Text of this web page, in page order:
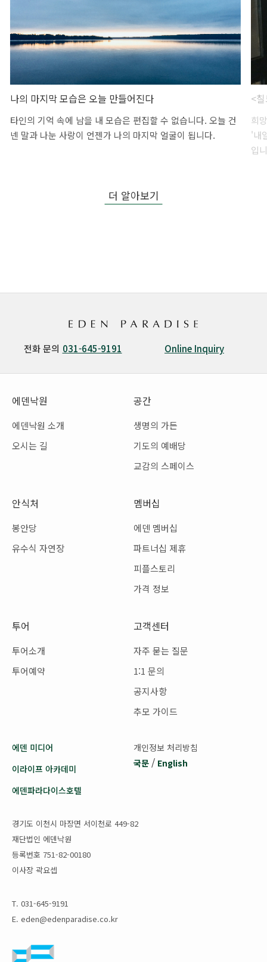
나의 마지막 모습은 오늘 만들어진다
타인의 기억 속에 남을 내 모습은 편집할 수 없습니다. 오늘 건
넨 말과 나눈 사랑이 언젠가 나의 마지막 얼굴이 됩니다.
<
희
'내
입
더 알아보기
전화 문의 031-645-9191 Online Inquiry
에덴낙원
에덴낙원 소개
오시는 길
공간
생명의 가든
기도의 예배당
교감의 스페이스
안식처
봉안당
유수식 자연장
멤버십
에덴 멤버십
파트너십 제휴
피플스토리
가격 정보
투어
투어소개
투어예약
고객센터
자주 묻는 질문
1:1 문의
공지사항
추모 가이드
에덴 미디어
이라이프 아카데미
에덴파라다이스호텔
개인정보 처리방침
국문 / English
경기도 이천시 마장면 서이천로 449-82
재단법인 에덴낙원
등록번호 751-82-00180
이사장 곽요셉
T. 031-645-9191
E. eden@edenparadise.co.kr